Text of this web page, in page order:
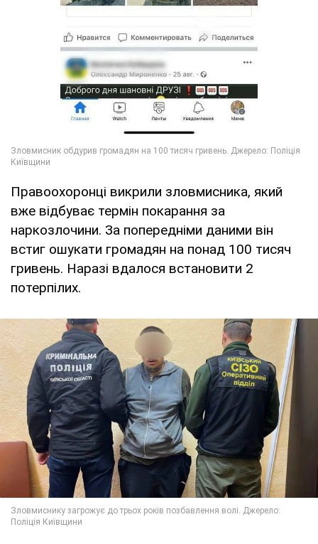
Правоохоронці викрили зловмисника, який
вже відбуває термін покарання за
наркозлочини. За попередніми даними він
встиг ошукати громадян на понад 100 тисяч
гривень. Наразі вдалося встановити 2
потерпілих.